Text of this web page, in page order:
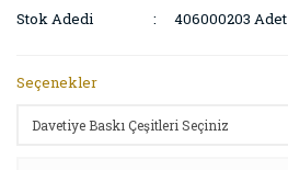
Stok Adedi
406000203 Adet
Seçenekler